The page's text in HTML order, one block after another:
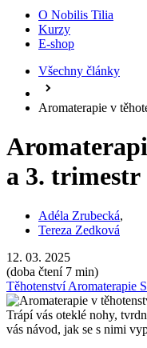
O Nobilis Tilia
Kurzy
E-shop
Všechny články
Aromaterapie v
a 3. trimestr
Adéla Zrubecká,
Tereza Zedková
12. 03. 2025
(doba čtení 7 min)
TěhotenstvíAromaterapie
Trápí vás oteklé nohy,
vás návod, jak se s nimi